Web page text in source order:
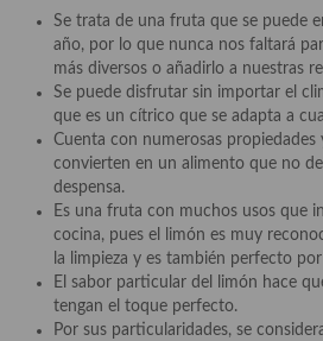
Aceites
Mojos y pastas
Sales y polvos
Salsas y mojos
Adobos
Aperitivos
Bebidas
Se trata de una fruta que se puede
año, por lo que nunca nos faltará
más diversos o añadirlo a nuestras
Se puede disfrutar sin importar el
que es un cítrico que se adapta a
Cuenta con numerosas propiedades
convierten en un alimento que no
despensa.
Es una fruta con muchos usos que
cocina, pues el limón es muy
la limpieza y es también perfecto
El sabor particular del limón hace
tengan el toque perfecto.
Por sus particularidades, se